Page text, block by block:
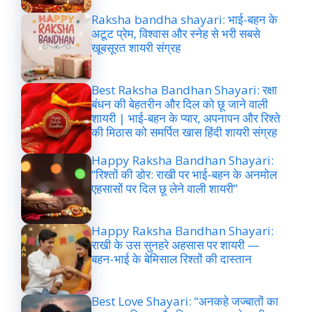
Raksha bandha shayari: भाई-बहन के
अटूट प्रेम, विश्वास और स्नेह से भरी सबसे
खूबसूरत शायरी संग्रह
Best Raksha Bandhan Shayari: रक्षा
बंधन की बेहतरीन और दिल को छू जाने वाली
शायरी | भाई-बहन के प्यार, अपनापन और रिश्ते
की मिठास को समर्पित खास हिंदी शायरी संग्रह
Happy Raksha Bandhan Shayari:
“रिश्तों की डोर: राखी पर भाई-बहन के अनमोल
एहसासों पर दिल छू लेने वाली शायरी”
Happy Raksha Bandhan Shayari:
राखी के उस सुनहरे अहसास पर शायरी —
बहन-भाई के बेमिसाल रिश्तों की दास्तान
Best Love Shayari: “अनकहे जज्बातों का